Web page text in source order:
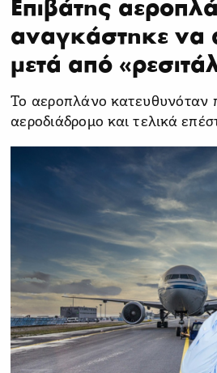
Επιβάτης
αναγκάστηκε να
μετά από
Το αεροπλάνο κατευθυνόταν
αεροδιάδρομο και τελικά